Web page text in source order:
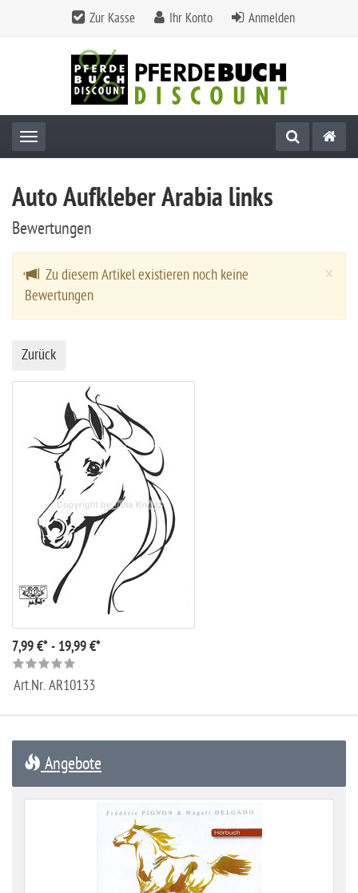
Zur Kasse Ihr Konto Anmelden
Toggle navigation
Auto Aufkleber Arabia links
Bewertungen
×
Zu diesem Artikel existieren noch keine
Bewertungen
Zurück
7,99 €* - 19,99 €*
Art.Nr.AR10133
Angebote